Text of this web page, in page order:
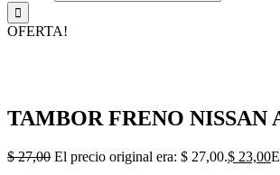
OFERTA!
TAMBOR FRENO NISSAN
$27,00 El precio original era: $ 27,00.$ 23,00